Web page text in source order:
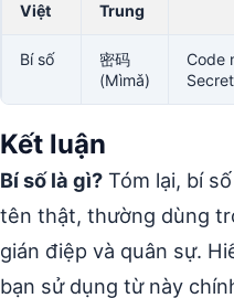
Việt
Trung
Bí số
密码
(Mìmǎ)
Code
Kết luận
Bí số là gì? Tóm lại, bí
tên thật, thường dùng
gián điệp và quân sự.
bạn sử dụng từ này